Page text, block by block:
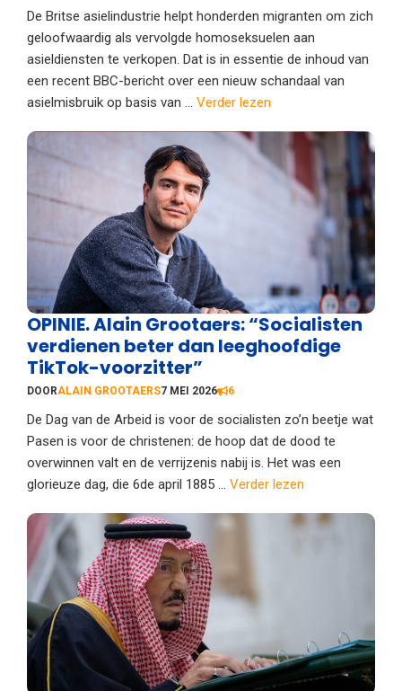
De Britse asielindustrie helpt honderden migranten om zich
geloofwaardig als vervolgde homoseksuelen aan
asieldiensten te verkopen. Dat is in essentie de inhoud van
een recent BBC-bericht over een nieuw schandaal van
asielmisbruik op basis van ... Verder lezen
OPINIE. Alain Grootaers: “Socialisten
verdienen beter dan leeghoofdige
TikTok-voorzitter”
DOORALAIN GROOTAERS7 MEI 2026 6
De Dag van de Arbeid is voor de socialisten zo’n beetje wat
Pasen is voor de christenen: de hoop dat de dood te
overwinnen valt en de verrijzenis nabij is. Het was een
glorieuze dag, die 6de april 1885 ... Verder lezen